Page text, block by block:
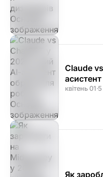
Claude
квітень 01·5
Як